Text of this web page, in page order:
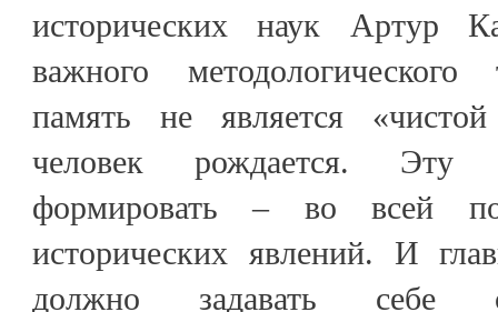
исторических наук Артур
важного методологического
память не является
человек рождается. Эту
формировать – во всей
исторических явлений. И
должно задавать себе